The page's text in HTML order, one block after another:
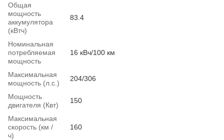
Общая
мощность
аккумулятора
(кВтч)
83.4
Номинальная
потребляемая
мощность
16 кВч/100 км
Максимальная
мощность (л.с.)
204/306
Мощность
двигателя (Квт)
150
Максимальная
скорость (км /
ч)
160